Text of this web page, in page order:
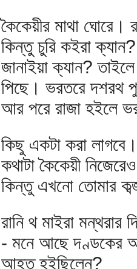
কৈকেয়ীর মাথা
কিন্তু চুরি কইরা ক্যান?
জানাইয়া ক্যান?
পিছে। ভরতরে দশরথ
আর পরে রাজা হইলে
কিছু একটা করা
কথাটা কৈকেয়ী
কিন্তু এখনো তোমার
রানি থ মাইরা মন্থরার
- মনে আছে দণ্ডকের
আহত হইছিলেন?